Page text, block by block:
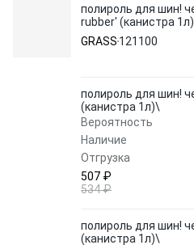
полироль для шин!
rubber' (канистра
GRASS 121100
полироль для шин!
(канистра 1л)\
Вероятность
Наличие
Отгрузка
507 ₽
534 ₽
полироль для шин!
(канистра 1л)\